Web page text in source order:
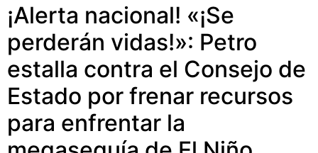
¡Alerta nacional! «¡Se
perderán vidas!»: Petro
estalla contra el Consejo de
Estado por frenar recursos
para enfrentar la